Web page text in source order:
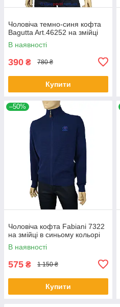
Чоловіча темно-синя кофта
Bagutta Art.46252 на змійці
В наявності
390 ₴ 780 ₴
Купити
–50%
Чоловіча кофта Fabiani 7322
на змійці в синьому кольорі
В наявності
575 ₴ 1 150 ₴
Купити